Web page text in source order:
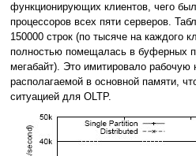
функционирующих клиентов, чего
процессоров всех пяти серверов.
150000 строк (по тысяче на каждого
полностью помещалась в буферных
мегабайт). Это имитировало рабочую
располагаемой в основной памяти,
ситуацией для OLTP.